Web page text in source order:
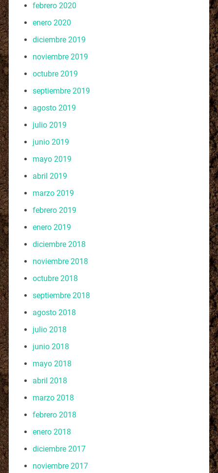
febrero 2020
enero 2020
diciembre 2019
noviembre 2019
octubre 2019
septiembre 2019
agosto 2019
julio 2019
junio 2019
mayo 2019
abril 2019
marzo 2019
febrero 2019
enero 2019
diciembre 2018
noviembre 2018
octubre 2018
septiembre 2018
agosto 2018
julio 2018
junio 2018
mayo 2018
abril 2018
marzo 2018
febrero 2018
enero 2018
diciembre 2017
noviembre 2017